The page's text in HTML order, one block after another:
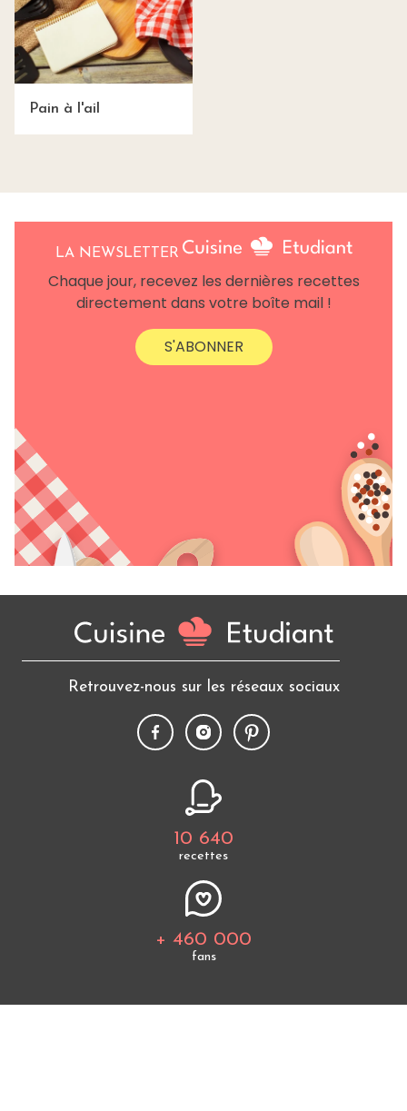
Pain à l'ail
LA NEWSLETTER
Chaque jour, recevez les dernières recettes
directement dans votre boîte mail !
S'ABONNER
Retrouvez-nous sur les réseaux sociaux
10 640
recettes
+ 460 000
fans